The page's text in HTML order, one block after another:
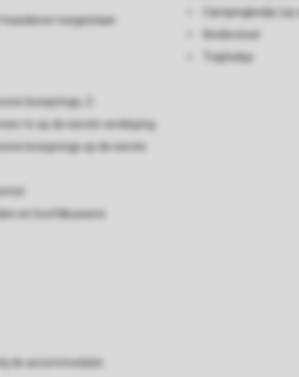
toegestaan
boxsprings, 2-
tv op de eerste verdieping
boxsprings op de eerste
en hoofdkussens
de accommodatie
Campingbedje (op
Kinderstoel
Traphekje